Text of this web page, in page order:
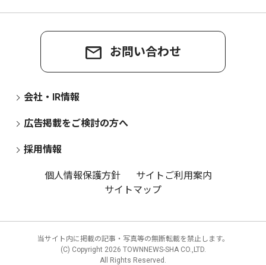
お問い合わせ
会社・IR情報
広告掲載をご検討の方へ
採用情報
個人情報保護方針
サイトご利用案内
サイトマップ
当サイト内に掲載の記事・写真等の無断転載を禁止します。
(C) Copyright 2026 TOWNNEWS-SHA CO.,LTD.
All Rights Reserved.